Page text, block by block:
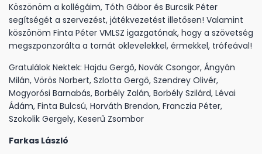
Köszönöm a kollégáim, Tóth Gábor és Burcsik Péter
segítségét a szervezést, játékvezetést illetősen! Valamint
köszönöm Finta Péter VMLSZ igazgatónak, hogy a szövetség
megszponzorálta a tornát oklevelekkel, érmekkel, trófeával!
Gratulálok Nektek: Hajdu Gergő, Novák Csongor, Ángyán
Milán, Vörös Norbert, Szlotta Gergő, Szendrey Olivér,
Mogyorósi Barnabás, Borbély Zalán, Borbély Szilárd, Lévai
Ádám, Finta Bulcsú, Horváth Brendon, Franczia Péter,
Szokolik Gergely, Keserű Zsombor
Farkas László